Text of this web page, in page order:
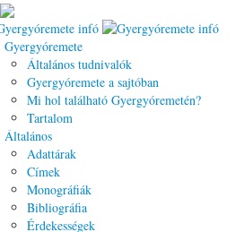
Gyergyóremete
Általános tudnivalók
Gyergyóremete a sajtóban
Mi hol található Gyergyóremetén?
Tartalom
Általános
Adattárak
Címek
Monográfiák
Bibliográfia
Érdekességek